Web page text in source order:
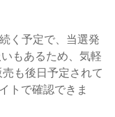
く予定で、当選発
もあるため、気軽
も後日予定されて
トで確認できま